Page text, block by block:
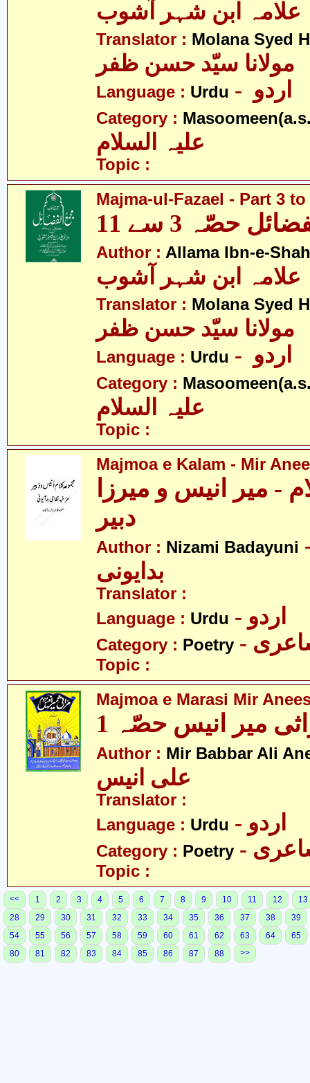
علامہ ابن شہر آشوب
Translator : Molana Syed
مولانا سیّد حسن ظفر
Language : Urdu
Category :
Topic :
Majma-ul-Fazael - Part 3 to
حصّہ 3 سے 11
Author : Allama Ibn-e-
علامہ ابن شہر آشوب
Translator : Molana Syed
مولانا سیّد حسن ظفر
Language : Urdu
Category :
Topic :
Majmoa e Kalam - Mir
- میر انیس و میرزا
دبیر
Author : Nizami Badayuni
بدایونی
Translator :
Language : Urdu - اردو
Category : Poetry
Topic :
Majmoa e Marasi Mir
میر انیس حصّہ 1
Author : Mir Babbar Ali
علی انیس
Translator :
Language : Urdu - اردو
Category : Poetry
Topic :
<< 1 2 3 4 5 6 7 8 9 10 11 12
13
28
29 30 31 32 33 34 35 36 37 38
39
54
55 56 57 58 59 60 61 62 63 64
65
80
81 82 83 84 85 86 87 88 >>